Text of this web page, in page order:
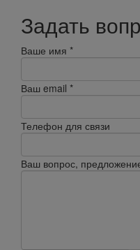
Задать
Ваше имя *
Ваш email *
Телефон для связи
Ваш вопрос,